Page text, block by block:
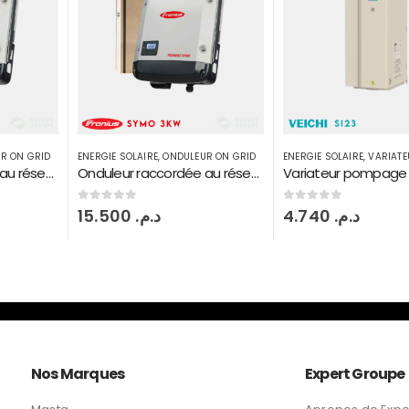
ON GRID
Onduleur raccordée au réseau Fronius symo 15 KW injection on grid 2 MPPT
ENERGIE SOLAIRE,ONDULEUR ON GRID
Onduleur raccordée au réseau Fronius symo 3 KW injection on grid 2 MPPT
0 sur 5 د.م.
ENERGIE SOLAIRE,
0sur 5 د.م.
Nos Marques Expert Groupe